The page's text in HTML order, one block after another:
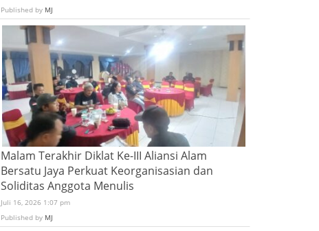
Published by MJ
Malam Terakhir Diklat Ke-III Aliansi Alam
Bersatu Jaya Perkuat Keorganisasian dan
Soliditas Anggota Menulis
Juli 16, 2026 1:07 pm
Published by MJ